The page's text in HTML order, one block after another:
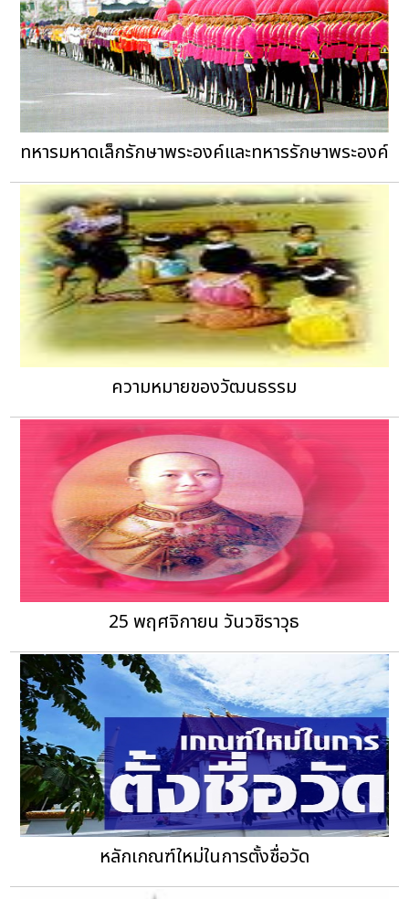
ทหารมหาดเล็กรักษาพระองค์และทหารรักษาพระองค์
ความหมายของวัฒนธรรม
25 พฤศจิกายน วันวชิราวุธ
หลักเกณฑ์ใหม่ในการตั้งชื่อวัด